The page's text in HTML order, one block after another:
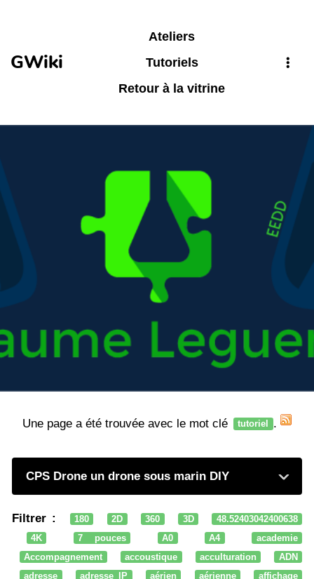
GWiki
Ateliers
Tutoriels
Retour à la vitrine
Une page a été trouvée avec le mot clé tutoriel .
CPS Drone un drone sous marin DIY
Filtrer : 180 2D 360 3D
48.52403042400638
4K
7 pouces A0 A4
academie
Accompagnement
accoustique acculturation
ADN
adresse
adresse IP aérien aérienne
affichage